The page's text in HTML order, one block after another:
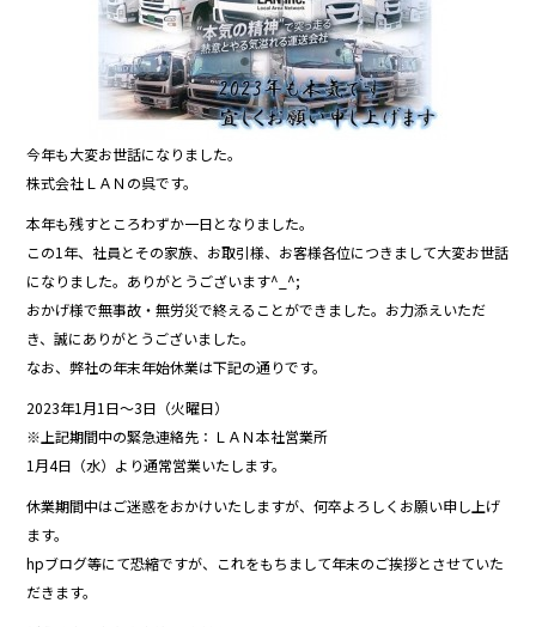
今年も大変お世話になりました。
株式会社ＬＡＮの呉です。
本年も残すところわずか一日となりました。
この1年、社員とその家族、お取引様、お客様各位につきまして大変お世話
になりました。ありがとうございます^_^;
おかげ様で無事故・無労災で終えることができました。お力添えいただ
き、誠にありがとうございました。
なお、弊社の年末年始休業は下記の通りです。
2023年1月1日～3日（火曜日）
※上記期間中の緊急連絡先：ＬＡＮ本社営業所
1月4日（水）より通常営業いたします。
休業期間中はご迷惑をおかけいたしますが、何卒よろしくお願い申し上げ
ます。
hpブログ等にて恐縮ですが、これをもちまして年末のご挨拶とさせていた
だきます。